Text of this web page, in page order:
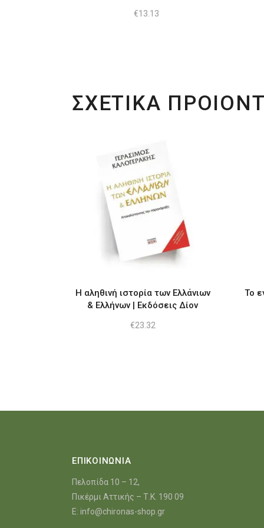
€13.13
ΣΧΕΤΙΚΑ
Η αληθινή ιστορία των Ελλάνιων
& Ελλήνων | Εκδόσεις Δίον
€23.32
Το
ΕΠΙΚΟΙΝΩΝΙΑ
Πελοπίδα 10 – 12,
Πικέρμι Αττικής – Τ.Κ. 190 09
E: info@chironas-shop.gr